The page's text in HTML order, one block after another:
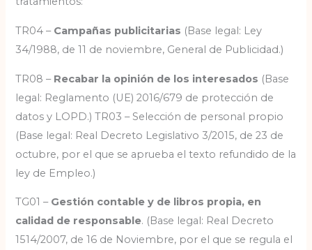
TR04 – Campañas publicitarias (Base legal: Ley
34/1988, de 11 de noviembre, General de Publicidad.)
TR08 – Recabar la opinión de los interesados (Base
legal: Reglamento (UE) 2016/679 de protección de
datos y LOPD.) TR03 – Selección de personal propio
(Base legal: Real Decreto Legislativo 3/2015, de 23 de
octubre, por el que se aprueba el texto refundido de la
ley de Empleo.)
TG01 – Gestión contable y de libros propia, en
calidad de responsable. (Base legal: Real Decreto
1514/2007, de 16 de Noviembre, por el que se regula el